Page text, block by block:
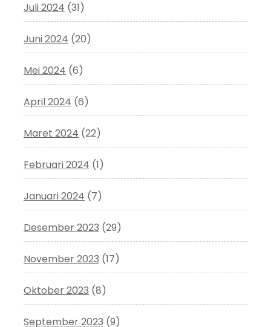
Juli 2024 (31)
Juni 2024 (20)
Mei 2024 (6)
April 2024 (6)
Maret 2024 (22)
Februari 2024 (1)
Januari 2024 (7)
Desember 2023 (29)
November 2023 (17)
Oktober 2023 (8)
September 2023 (9)